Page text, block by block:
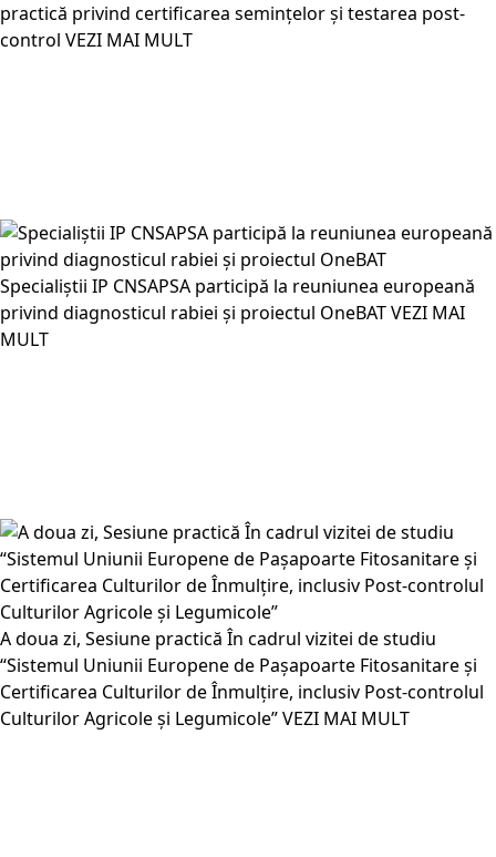
practică privind certificarea semințelor și testarea post-
control VEZI MAI MULT
Specialiștii IP CNSAPSA participă la reuniunea europeană
privind diagnosticul rabiei și proiectul OneBATVEZI MAI
MULT
A doua zi, Sesiune practică În cadrul vizitei de studiu
“Sistemul Uniunii Europene de Pașapoarte Fitosanitare și
Certificarea Culturilor de Înmulțire, inclusiv Post-controlul
Culturilor Agricole și Legumicole”VEZI MAI MULT